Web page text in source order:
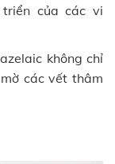
của các vi
không chỉ
các vết thâm